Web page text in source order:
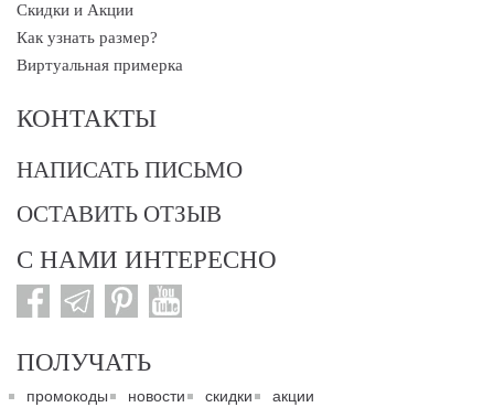
Скидки и Акции
Как узнать размер?
Виртуальная примерка
КОНТАКТЫ
НАПИСАТЬ ПИСЬМО
ОСТАВИТЬ ОТЗЫВ
С НАМИ ИНТЕРЕСНО
ПОЛУЧАТЬ
промокоды новости скидки акции